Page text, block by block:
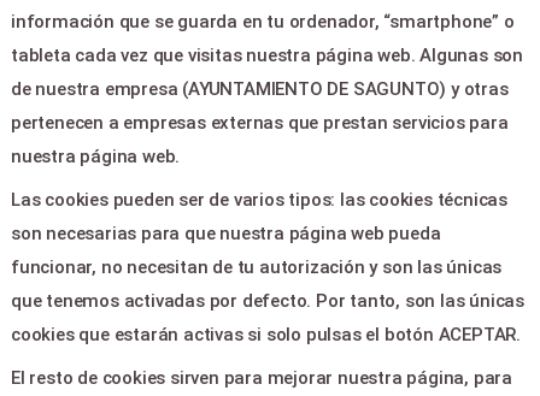
Area clientes
LEGAL & PAGOS
Ayuda
Política de privacidad
Contactar
CONTACTO
información que se guarda en tu ordenador, “smartphone” o
tableta cada vez que visitas nuestra página web. Algunas son
de nuestra empresa (AYUNTAMIENTO DE SAGUNTO) y otras
pertenecen a empresas externas que prestan servicios para
nuestra página web.
Las cookies pueden ser de varios tipos: las cookies técnicas
son necesarias para que nuestra página web pueda
funcionar, no necesitan de tu autorización y son las únicas
que tenemos activadas por defecto. Por tanto, son las únicas
cookies que estarán activas si solo pulsas el botón ACEPTAR.
El resto de cookies sirven para mejorar nuestra página, para